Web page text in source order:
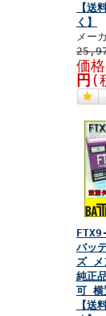
【送
く】
メー
価
円 (
バッ
ズ メ
純正
可 横
【送